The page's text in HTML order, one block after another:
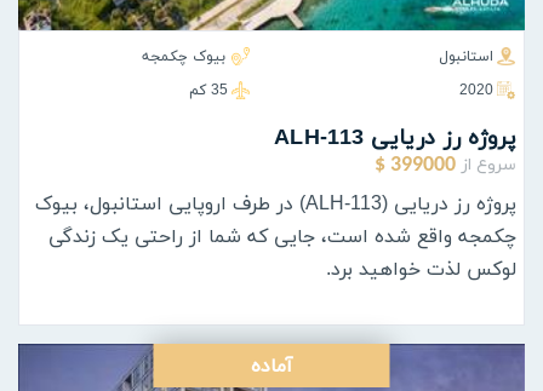
استانبول
بیوک چکمجه
2020
35 كم
پروژه رز دریایی ALH-113
سروع از 399000 $
پروژه رز دریایی (ALH-113) در طرف اروپایی استانبول، بیوک
چکمجه واقع شده است، جایی که شما از راحتی یک زندگی
لوکس لذت خواهید برد.
آماده